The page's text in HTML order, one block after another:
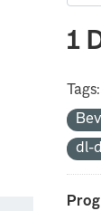
1
Tags:
dl-